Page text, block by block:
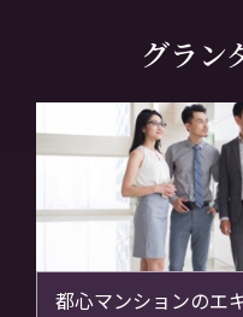
グラン
都心マンションのエ